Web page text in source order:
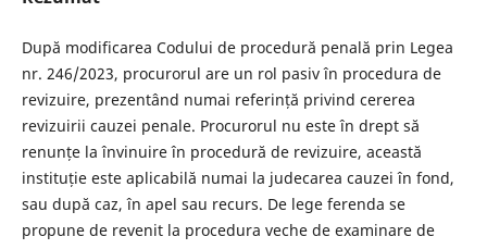
După modificarea Codului de procedură penală prin Legea
nr. 246/2023, procurorul are un rol pasiv în procedura de
revizuire, prezentând numai referință privind cererea
revizuirii cauzei penale. Procurorul nu este în drept să
renunțe la învinuire în procedură de revizuire, această
instituție este aplicabilă numai la judecarea cauzei în fond,
sau după caz, în apel sau recurs. De lege ferenda se
propune de revenit la procedura veche de examinare de